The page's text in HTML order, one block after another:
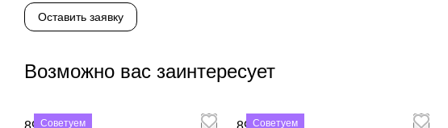
Оставить заявку
Возможно вас заинтересует
Советуем Советуем